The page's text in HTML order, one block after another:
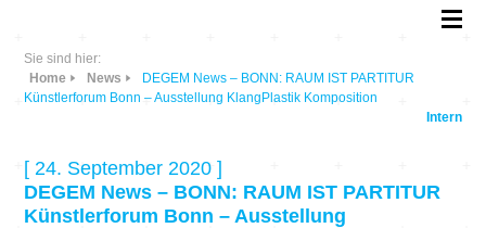
Sie sind hier:
Home
News
DEGEM News – BONN: RAUM IST PARTITUR
Künstlerforum Bonn – Ausstellung KlangPlastik Komposition
Intern
[ 24. September 2020 ]
DEGEM News – BONN: RAUM IST PARTITUR
Künstlerforum Bonn – Ausstellung